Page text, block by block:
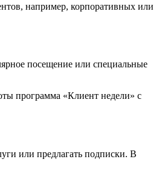
например, корпоративных или
посещение или специальные
программа «Клиент недели» с
или предлагать подписки. В